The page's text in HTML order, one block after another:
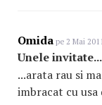
Omida pe 2 Mai
Unele
...arata rau si
imbracat cu usa